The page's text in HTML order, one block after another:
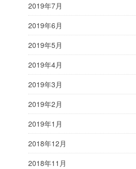
2019年7月
2019年6月
2019年5月
2019年4月
2019年3月
2019年2月
2019年1月
2018年12月
2018年11月